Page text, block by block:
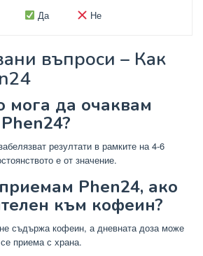
Да Не
въпроси – Как
мога да очаквам
резултати в рамките на 4-6
е от значение.
Phen24, ако
към кофеин?
съдържа кофеин, а дневната доза може
приема с храна.